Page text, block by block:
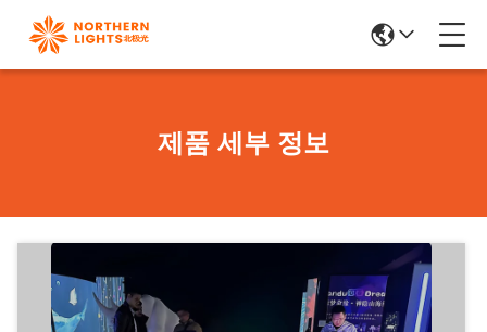
제품 세부 정보